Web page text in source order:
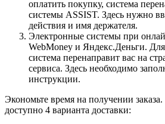
оплатить покупку, система
системы ASSIST. Здесь нужно
действия и имя держателя.
Электронные системы при
WebMoney и Яндекс.Деньги.
система перенаправит вас на
сервиса. Здесь необходимо
инструкции.
Экономьте время на получении
доступно 4 варианта доставки: